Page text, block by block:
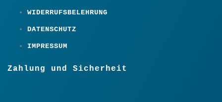
WIDERRUFSBELEHRUNG
DATENSCHUTZ
IMPRESSUM
Zahlung und Sicherheit